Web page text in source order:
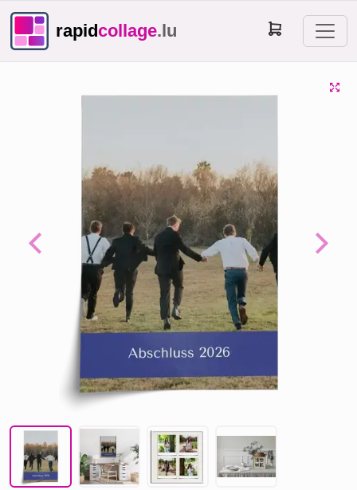
rapidcollage.lu
Previous Next